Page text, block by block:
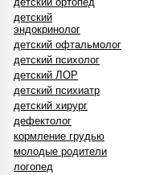
детский
эндокринолог
детский офтальмолог
детский психолог
детский ЛОР
детский психиатр
детский хирург
дефектолог
кормление грудью
молодые родители
логопед